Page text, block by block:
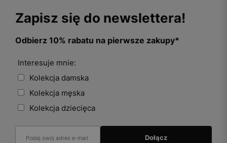
Zapisz się do newslettera!
Odbierz 10% rabatu na pierwsze zakupy*
Interesuje mnie:
Kolekcja damska
Kolekcja męska
Kolekcja dziecięca